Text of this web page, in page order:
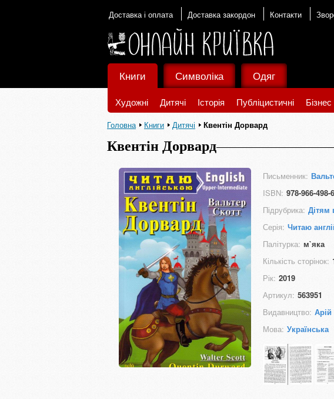
Доставка і оплата Доставка закордон Контакти
Книги
Художні Дитячі Історія Публіцистичні Бізнес
Символіка Одяг
Головна Книги Дитячі Квентін Дорвард
Квентін Дорвард
Письменник:
ISBN: 978-966-498-
Підрубрика: Дітям
Серія: Читаю
Палітурка: м`яка
Кількість сторінок:
Рік: 2019
Артикул: 563951
Видавництво: Арій
Мова: Українська